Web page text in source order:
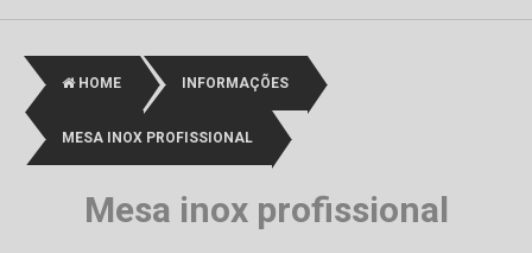
HOME INFORMAÇÕES
MESA INOX PROFISSIONAL
Mesa inox profissional